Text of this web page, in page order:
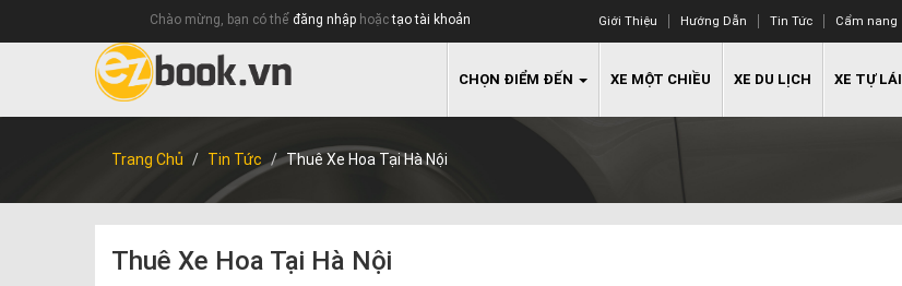
Chào mừng, bạn có thể đăng nhập hoặctạo tài khoản Giới Thiệu Hướng Dẫn Tin Tức Cẩm nang
CHỌN ĐIỂM ĐẾN XE MỘT CHIỀU XE DU LỊCH XE TỰ LÁI
Trang Chủ Tin Tức Thuê Xe Hoa Tại Hà Nội
Thuê Xe Hoa Tại Hà Nội